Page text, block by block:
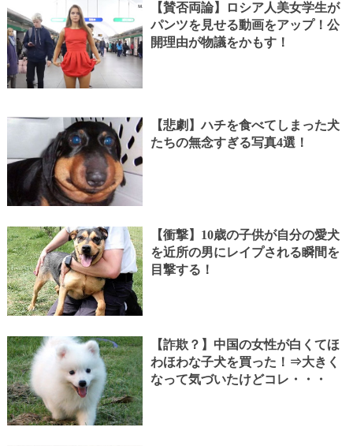
【賛否両論】ロシア人美女学生が
パンツを見せる動画をアップ！公
開理由が物議をかもす！
【悲劇】ハチを食べてしまった犬
たちの無念すぎる写真4選！
【衝撃】10歳の子供が自分の愛犬
を近所の男にレイプされる瞬間を
目撃する！
【詐欺？】中国の女性が白くてほ
わほわな子犬を買った！⇒大きく
なって気づいたけどコレ・・・